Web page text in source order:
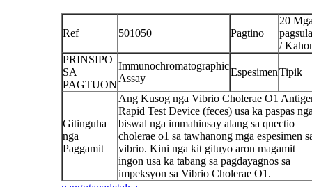
Ref 501050 Pagtino
20
/
PRINSIPO
SA
PAGTUON
Immunochromatographic
Assay
EspesimenTipik
Gitinguha
nga
Paggamit
Ang Kusog nga Vibrio Cholerae O1
Rapid Test Device (feces) usa ka paspas
biswal nga immahinsay alang sa quectio
cholerae o1 sa tawhanong mga espesimen
vibrio. Kini nga kit gituyo aron magamit
ingon usa ka tabang sa pagdayagnos sa
impeksyon sa Vibrio Cholerae O1.